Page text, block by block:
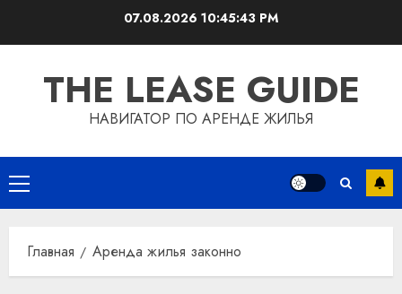
07.08.2026 10:45:43 PM
THE LEASE GUIDE
НАВИГАТОР ПО АРЕНДЕ ЖИЛЬЯ
Основное
меню
Главная Аренда жилья законно